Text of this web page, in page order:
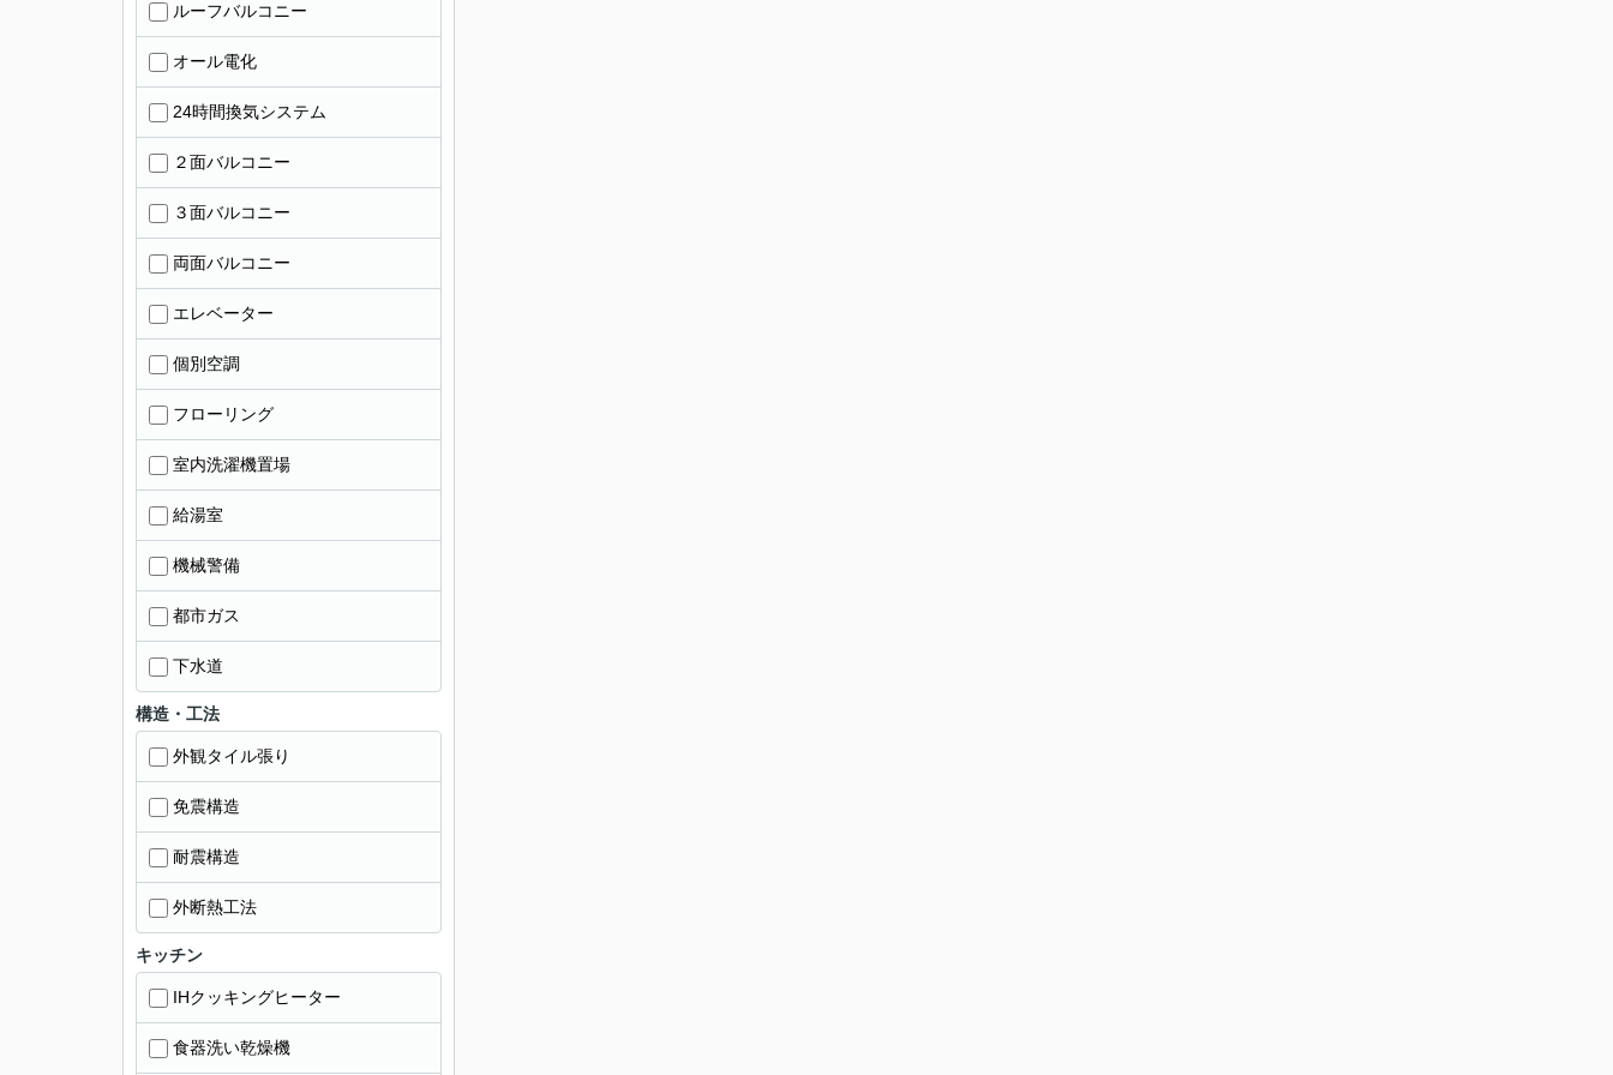
ルーフバルコニー
オール電化
24時間換気システム
２面バルコニー
３面バルコニー
両面バルコニー
エレベーター
個別空調
フローリング
室内洗濯機置場
給湯室
機械警備
都市ガス
下水道
構造・工法
外観タイル張り
免震構造
耐震構造
外断熱工法
キッチン
IHクッキングヒーター
食器洗い乾燥機